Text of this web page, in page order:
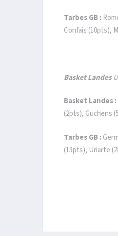
Tarbes GB :
Confais (10pts),
Basket Landes
Basket Landes :
(2pts), Guchens
Tarbes GB :
(13pts), Uriarte